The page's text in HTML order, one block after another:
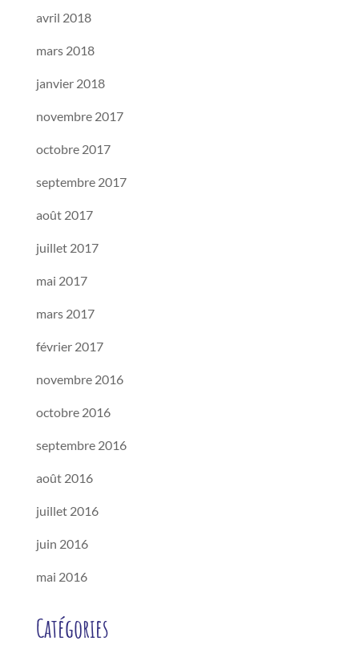
avril 2018
mars 2018
janvier 2018
novembre 2017
octobre 2017
septembre 2017
août 2017
juillet 2017
mai 2017
mars 2017
février 2017
novembre 2016
octobre 2016
septembre 2016
août 2016
juillet 2016
juin 2016
mai 2016
Catégories